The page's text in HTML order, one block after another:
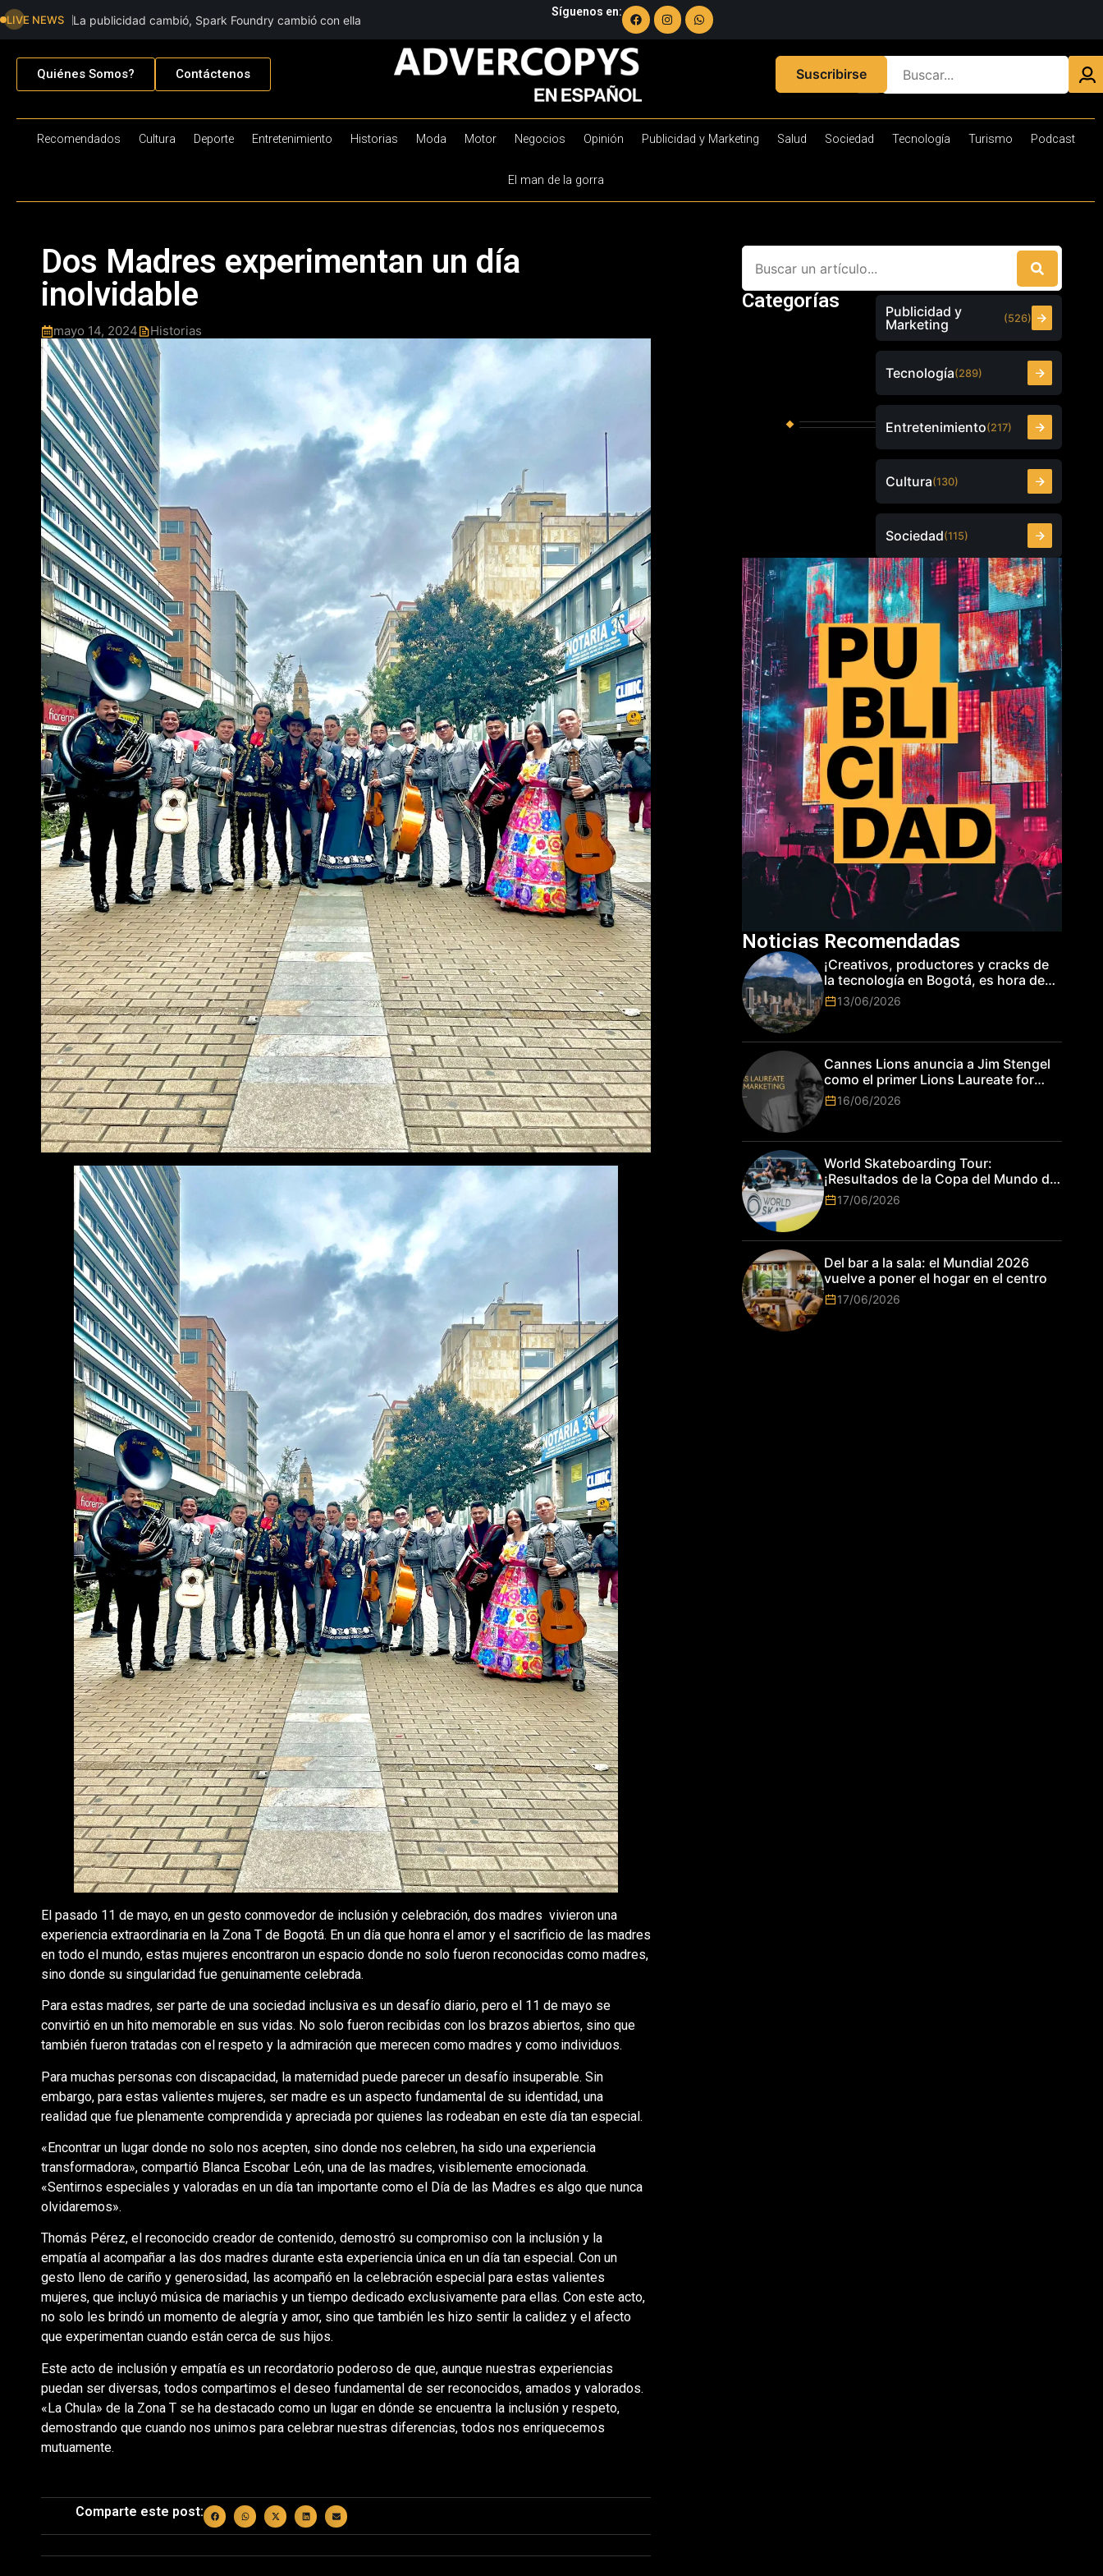
LIVE NEWS La publicidad cambió, Spark Foundry cambió con ella
Síguenos en:
Quiénes Somos? Contáctenos Suscribirse
Recomendados Cultura Deporte Entretenimiento Historias Moda Motor Negocios Opinión Publicidad y Marketing Salud Sociedad Tecnología Turismo Podcast
El man de la gorra
Dos Madres experimentan un día
inolvidable
mayo 14, 2024 Historias
El pasado 11 de mayo, en un gesto conmovedor de inclusión y celebración, dos madres vivieron una
experiencia extraordinaria en la Zona T de Bogotá. En un día que honra el amor y el sacrificio de las madres
en todo el mundo, estas mujeres encontraron un espacio donde no solo fueron reconocidas como madres,
sino donde su singularidad fue genuinamente celebrada.
Para estas madres, ser parte de una sociedad inclusiva es un desafío diario, pero el 11 de mayo se
convirtió en un hito memorable en sus vidas. No solo fueron recibidas con los brazos abiertos, sino que
también fueron tratadas con el respeto y la admiración que merecen como madres y como individuos.
Para muchas personas con discapacidad, la maternidad puede parecer un desafío insuperable. Sin
embargo, para estas valientes mujeres, ser madre es un aspecto fundamental de su identidad, una
realidad que fue plenamente comprendida y apreciada por quienes las rodeaban en este día tan especial.
«Encontrar un lugar donde no solo nos acepten, sino donde nos celebren, ha sido una experiencia
transformadora», compartió Blanca Escobar León, una de las madres, visiblemente emocionada.
«Sentirnos especiales y valoradas en un día tan importante como el Día de las Madres es algo que nunca
olvidaremos».
Thomás Pérez, el reconocido creador de contenido, demostró su compromiso con la inclusión y la
empatía al acompañar a las dos madres durante esta experiencia única en un día tan especial. Con un
gesto lleno de cariño y generosidad, las acompañó en la celebración especial para estas valientes
mujeres, que incluyó música de mariachis y un tiempo dedicado exclusivamente para ellas. Con este acto,
no solo les brindó un momento de alegría y amor, sino que también les hizo sentir la calidez y el afecto
que experimentan cuando están cerca de sus hijos.
Este acto de inclusión y empatía es un recordatorio poderoso de que, aunque nuestras experiencias
puedan ser diversas, todos compartimos el deseo fundamental de ser reconocidos, amados y valorados.
«La Chula» de la Zona T se ha destacado como un lugar en dónde se encuentra la inclusión y respeto,
demostrando que cuando nos unimos para celebrar nuestras diferencias, todos nos enriquecemos
mutuamente.
Comparte este post:
Categorías
Publicidad y
Marketing
(526)
Tecnología(289)
Entretenimiento(217)
Cultura(130)
Sociedad(115)
Noticias Recomendadas
¡Creativos, productores y cracks de
la tecnología en Bogotá, es hora de
subir de nivel! Las marcas más top
del mundo esperan por su talento.
13/06/2026
Cannes Lions anuncia a Jim Stengel
como el primer Lions Laureate for
Marketing
16/06/2026
World Skateboarding Tour:
¡Resultados de la Copa del Mundo de
Park de Roma 2026!
17/06/2026
Del bar a la sala: el Mundial 2026
vuelve a poner el hogar en el centro
17/06/2026